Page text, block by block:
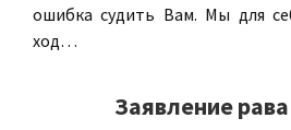
ошибка судить Вам. Мы для
ход…
Заявление